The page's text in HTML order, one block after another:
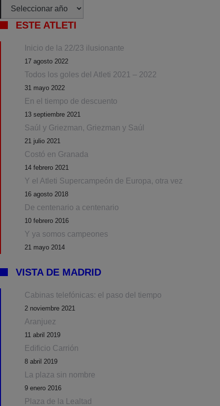
Archivos
ESTE ATLETI
Inicio de la 22/23 ilusionante
17 agosto 2022
Todos los goles del Atleti 2021 – 2022
31 mayo 2022
En el tiempo de descuento
13 septiembre 2021
Saúl y Griezman, Griezman y Saúl
21 julio 2021
Costó en Granada
14 febrero 2021
Y el Atleti Supercampeón de Europa, otra vez
16 agosto 2018
De centenario a centenario
10 febrero 2016
Y ya somos campeones
21 mayo 2014
VISTA DE MADRID
Cabinas telefónicas: el paso del tiempo
2 noviembre 2021
Aranjuez
11 abril 2019
Edificio Carrión
8 abril 2019
La plaza sin nombre
9 enero 2016
Plaza de la Lealtad